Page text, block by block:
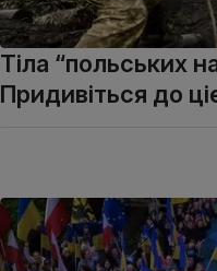
Тіла “польських
Придивіться до